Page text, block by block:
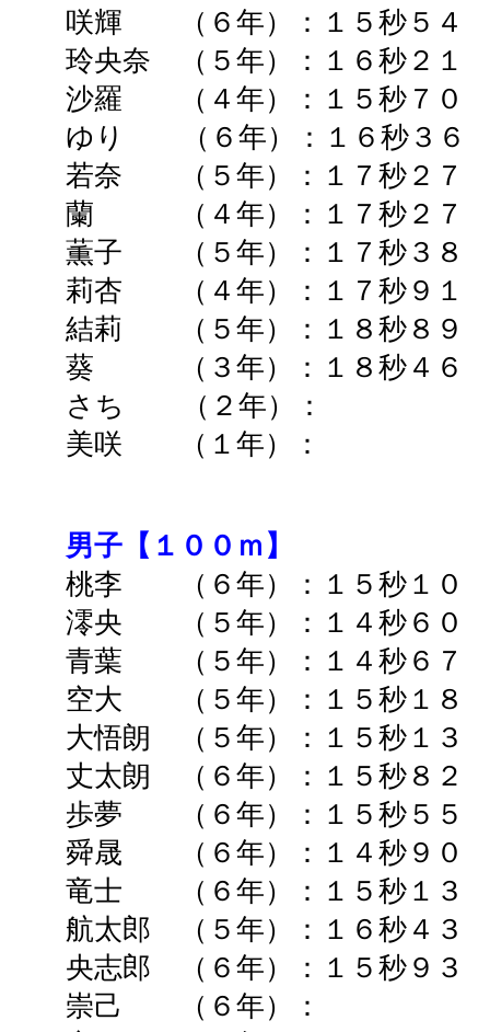
咲輝 （６年）：１５秒５
玲央奈 （５年）：１６秒２
沙羅 （４年）：１５秒７
ゆり （６年）：１６秒３
若奈 （５年）：１７秒２
蘭 （４年）：１７秒２７
薫子 （５年）：１７秒３
莉杏 （４年）：１７秒９
結莉 （５年）：１８秒８
葵 （３年）：１８秒４６
さち （２年）： ➡
美咲 （１年）： ➡
男子【１００ｍ】
桃李 （６年）：１５秒１
澪央 （５年）：１４秒６
青葉 （５年）：１４秒６
空大 （５年）：１５秒１
大悟朗 （５年）：１５秒１
丈太朗 （６年）：１５秒８
歩夢 （６年）：１５秒５
舜晟 （６年）：１４秒９
竜士 （６年）：１５秒１
航太郎 （５年）：１６秒４
央志郎 （６年）：１５秒９
崇己 （６年）： ➡